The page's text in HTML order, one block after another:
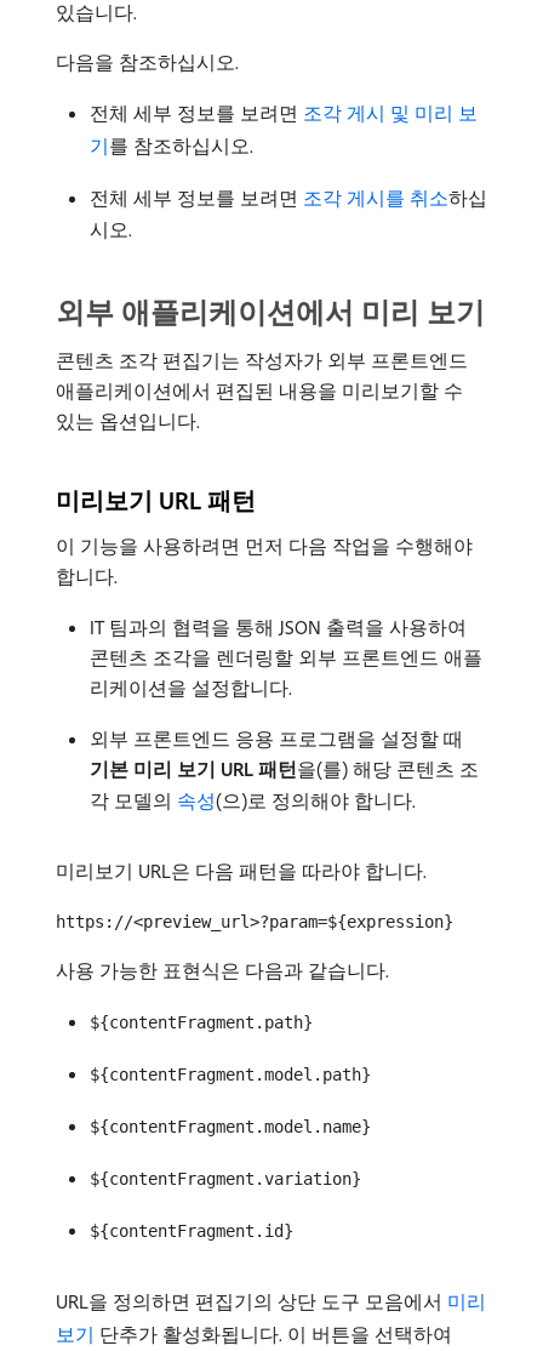
있습니다.
다음을 참조하십시오.
전체 세부 정보를 보려면 조각 게시 및 미리 보
기를 참조하십시오.
전체 세부 정보를 보려면 조각 게시를 취소하십
시오.
외부 애플리케이션에서 미리 보기
콘텐츠 조각 편집기는 작성자가 외부 프론트엔드
애플리케이션에서 편집된 내용을 미리보기할 수
있는 옵션입니다.
미리보기 URL 패턴
이 기능을 사용하려면 먼저 다음 작업을 수행해야
합니다.
IT 팀과의 협력을 통해 JSON 출력을 사용하여
콘텐츠 조각을 렌더링할 외부 프론트엔드 애플
리케이션을 설정합니다.
외부 프론트엔드 응용 프로그램을 설정할 때
기본 미리 보기 URL 패턴​을(를) 해당 콘텐츠 조
각 모델의 속성(으)로 정의해야 합니다.
미리보기 URL은 다음 패턴을 따라야 합니다.
https://<preview_url>?param=${expression}
사용 가능한 표현식은 다음과 같습니다.
${contentFragment.path}
${contentFragment.model.path}
${contentFragment.model.name}
${contentFragment.variation}
${contentFragment.id}
URL을 정의하면 편집기의 상단 도구 모음에서 미리
보기 단추가 활성화됩니다. 이 버튼을 선택하여